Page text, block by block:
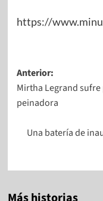
https://
Anterior:
Mirtha Legrand
peinadora
Una batería de